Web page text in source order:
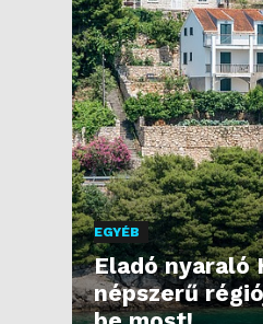
EGYÉB
Eladó nyaraló
népszerű